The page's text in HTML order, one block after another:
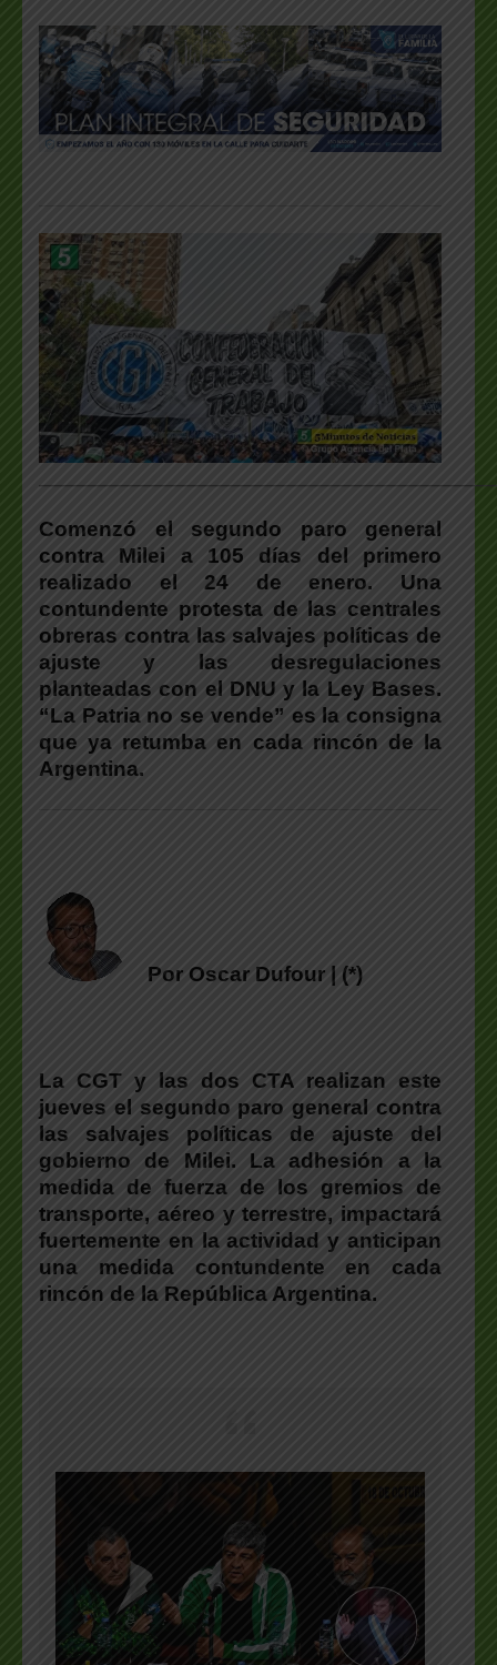
Comenzó el segundo paro general
contra Milei a 105 días del primero
realizado el 24 de enero. Una
contundente protesta de las centrales
obreras contra las salvajes políticas de
ajuste y las desregulaciones
planteadas con el DNU y la Ley Bases.
“La Patria no se vende” es la consigna
que ya retumba en cada rincón de la
Argentina.
Por Oscar Dufour | (*)
La CGT y las dos CTA realizan este
jueves el segundo paro general contra
las salvajes políticas de ajuste del
gobierno de Milei. La adhesión a la
medida de fuerza de los gremios de
transporte, aéreo y terrestre, impactará
fuertemente en la actividad y anticipan
una medida contundente en cada
rincón de la República Argentina.